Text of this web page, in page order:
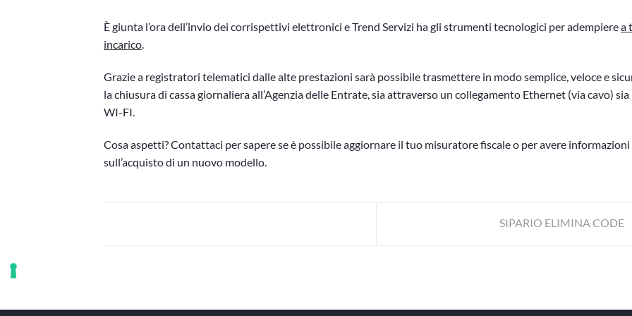
È giunta l’ora dell’invio dei corrispettivi elettronici e Trend Servizi ha gli strumenti tecnologici per adempierea
incarico.
Grazie a registratori telematici dalle alte prestazioni sarà possibile trasmettere in modo semplice, veloce e
la chiusura di cassa giornaliera all’Agenzia delle Entrate, sia attraverso un collegamento Ethernet (via cavo) sia
WI-FI.
Cosa aspetti? Contattaci per sapere se è possibile aggiornare il tuo misuratore fiscale o per avere informazioni
sull’acquisto di un nuovo modello.
SIPARIO ELIMINA CODE